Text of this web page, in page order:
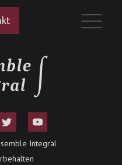
Integral